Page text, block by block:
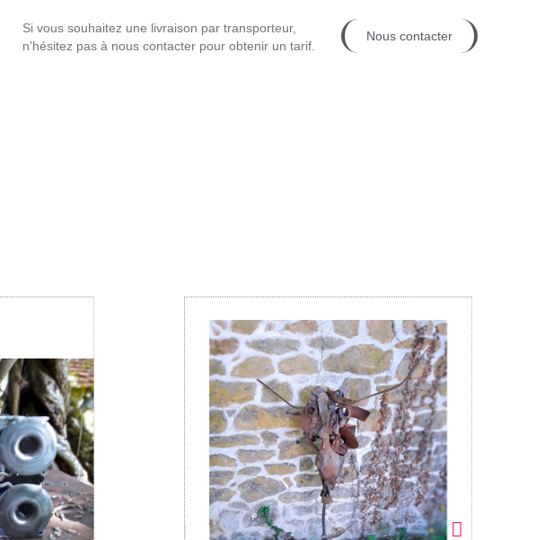
Si vous souhaitez une livraison par transporteur,
n'hésitez pas à nous contacter pour obtenir un tarif.
Nous contacter